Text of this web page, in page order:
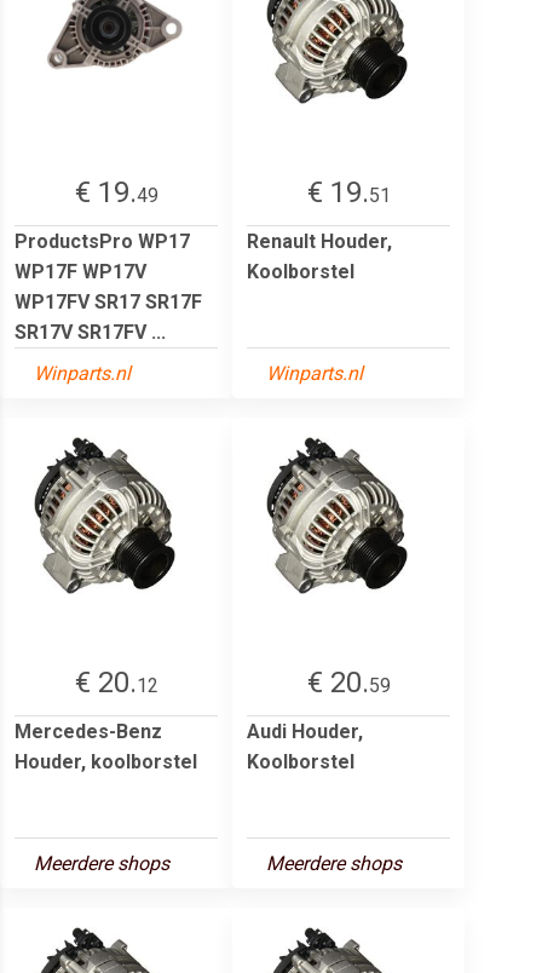
€ 19.49
ProductsPro WP17
WP17F WP17V
WP17FV SR17 SR17F
SR17V SR17FV ...
Winparts.nl
€ 19.51
Renault Houder,
Koolborstel
Winparts.nl
€ 20.12
Mercedes-Benz
Houder, koolborstel
Meerdere shops
€ 20.59
Audi Houder,
Koolborstel
Meerdere shops